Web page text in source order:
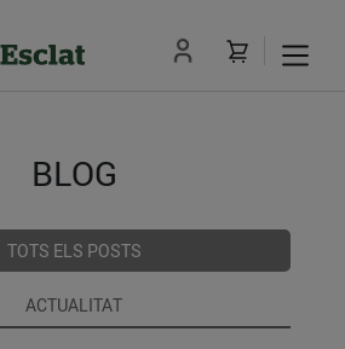
BLOG
TOTS ELS POSTS
ACTUALITAT